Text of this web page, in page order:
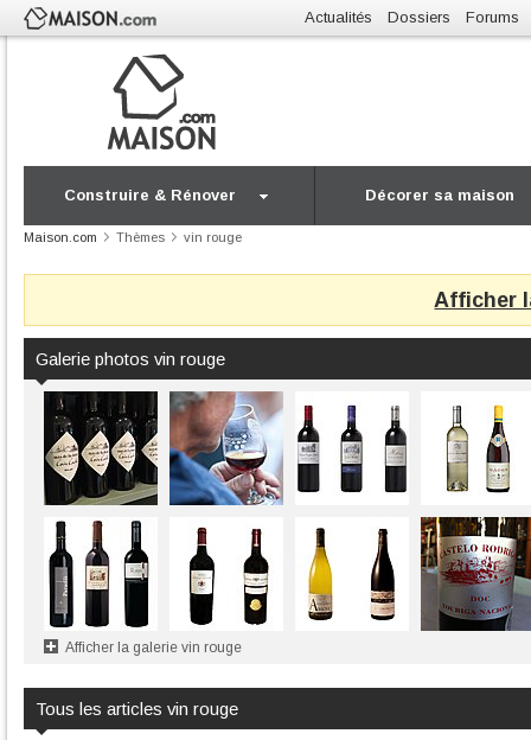
Actualités Dossiers Forums
Construire & Rénover Décorer sa maison
Maison.com Thèmes vin rouge
Afficher
Galerie photos vin rouge
Afficher la galerie vin rouge
Tous les articles vin rouge